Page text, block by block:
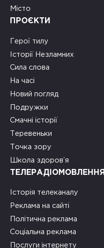
Місто
ПРОЄКТИ
Герої тилу
Історії Незламних
Сила слова
На часі
Новий погляд
Подружки
Смачні історії
Теревеньки
Точка зору
Школа здоров’я
ТЕЛЕРАДІОМОВЛЕННЯ
Історія телеканалу
Реклама на сайті
Політична реклама
Соціальна реклама
Послуги інтернету